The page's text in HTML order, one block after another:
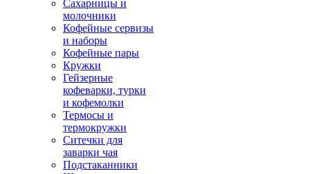
Сахарницы и
молочники
Кофейные сервизы
и наборы
Кофейные пары
Кружки
Гейзерные
кофеварки, турки
и кофемолки
Термосы и
термокружки
Ситечки для
заварки чая
Подстаканники